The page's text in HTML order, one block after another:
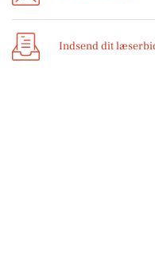
Indsend dit